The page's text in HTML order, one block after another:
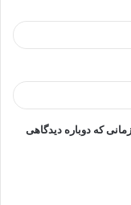
که دوباره دیدگاهی